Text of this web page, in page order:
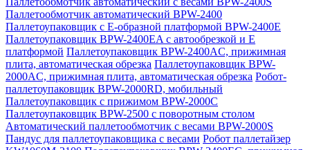
Паллетообмотчик автоматический BPW-2400
Паллетоупаковщик с Е-образной платформой BPW-2400E
Паллетоупаковщик BPW-2400EA с автообрезкой и Е
платформой Паллетоупаковщик BPW-2400AC, прижимная
плита, автоматическая обрезка Паллетоупаковщик BPW-
2000AC, прижимная плита, автоматическая обрезка Робот-
паллетоупаковщик BPW-2000RD, мобильный
Паллетоупаковщик с прижимом BPW-2000C
Паллетоупаковщик BPW-2500 с поворотным столом
Автоматический паллетообмотчик с весами BPW-2000S
Пандус для паллетоупаковщика с весами Робот паллетайзер